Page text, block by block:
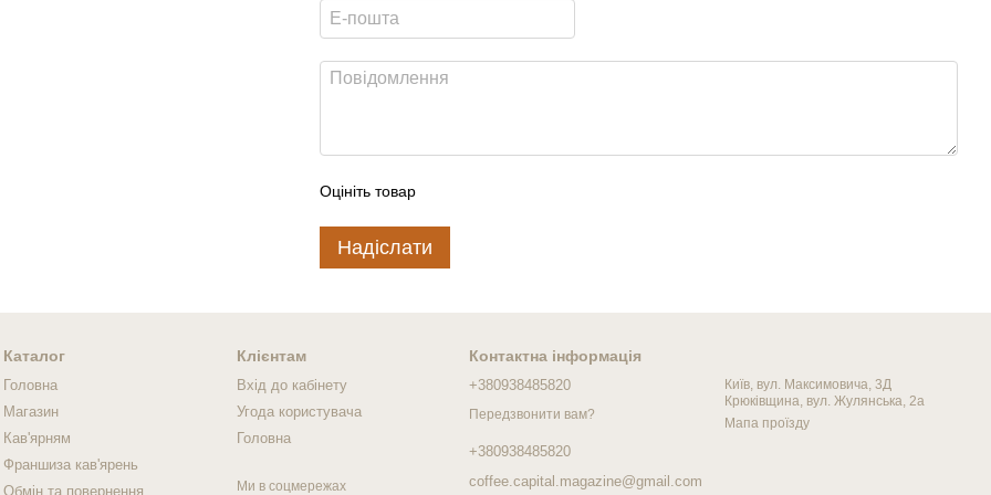
Оцініть товар
Надіслати
Каталог
Головна
Магазин
Кав'ярням
Франшиза кав'ярень
Обмін та повернення
Клієнтам
Вхід до кабінету
Угода користувача
Головна
Ми в соцмережах
Контактна інформація
+380938485820
Передзвонити вам?
+380938485820
coffee.capital.magazine@gmail.com
Київ, вул. Максимовича, 3Д
Крюківщина, вул. Жулянська, 2а
Мапа проїзду